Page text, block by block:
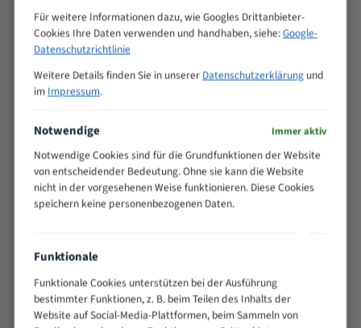
M (mm)
Zoll (ZpZ))
>
25
10/14
15 - 40
8/12
25 - 50
50 - 120
80 - 180
3/4
130 -
350
2/3
150 -
600
> 500
0,75/1,25
Vorteile:
Für weitere Informationen dazu, wie Googles Drittanbieter-
Cookies Ihre Daten verwenden und handhaben, siehe:Google-
Datenschutzrichtlinie
Weitere Details finden Sie in unserer Datenschutzerklärungund
im Impressum.
Notwendige Immer aktiv
Notwendige Cookies sind für die Grundfunktionen der Website
von entscheidender Bedeutung. Ohne sie kann die Website
nicht in der vorgesehenen Weise funktionieren. Diese Cookies
speichern keine personenbezogenen Daten.
Funktionale
Funktionale Cookies unterstützen bei der Ausführung
bestimmter Funktionen, z. B. beim Teilen des Inhalts der
Website auf Social-Media-Plattformen, beim Sammeln von